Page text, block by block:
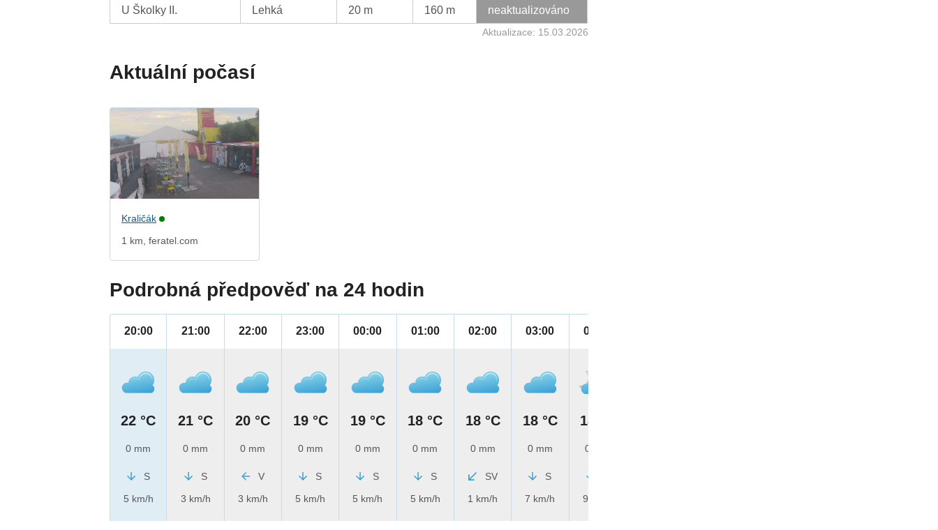
U Školky II. Lehká 20 m 160 m neaktualizováno
Aktualizace: 15.03.2026
Aktuální počasí
Kraličák
1 km, feratel.com
Podrobná předpověď na 24 hodin
20:00
22 °C
0 mm
S
5 km/h
21:00
21 °C
0 mm
S
3 km/h
22:00
20 °C
0 mm
V
3 km/h
23:00
19 °C
0 mm
S
5 km/h
00:00
19 °C
0 mm
S
5 km/h
01:00
18 °C
0 mm
S
5 km/h
02:00
18 °C
0 mm
SV
1 km/h
03:00
18 °C
0 mm
S
7 km/h
04:00
18 °C
0 mm
9 km/h